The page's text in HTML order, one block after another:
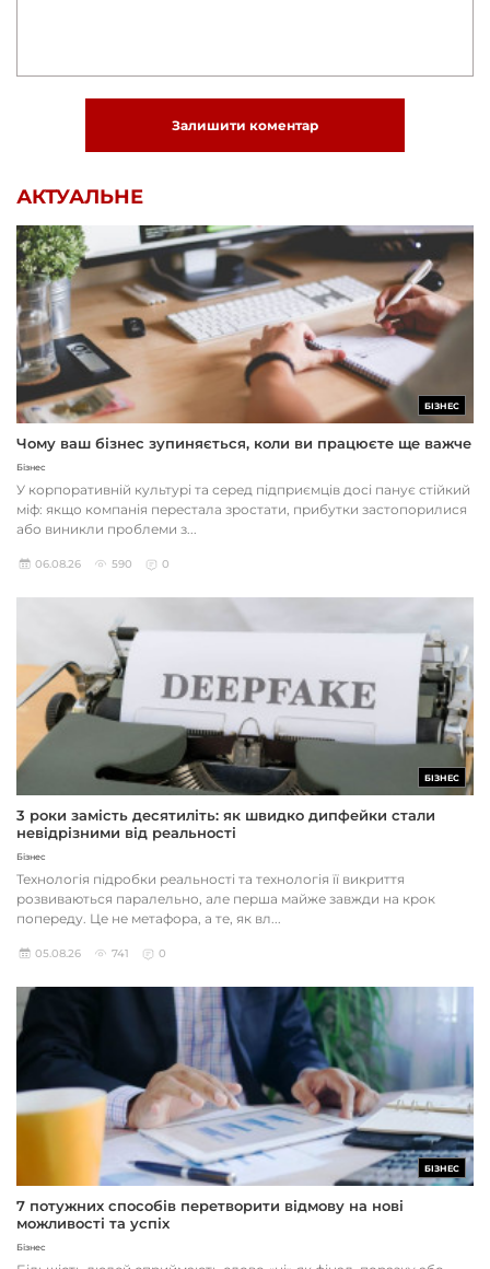
Залишити коментар
АКТУАЛЬНЕ
БІЗНЕС
Чому ваш бізнес зупиняється, коли ви працюєте ще важче
Бізнес
У корпоративній культурі та серед підприємців досі панує стійкий
міф: якщо компанія перестала зростати, прибутки застопорилися
або виникли проблеми з...
06.08.26 590 0
БІЗНЕС
3 роки замість десятиліть: як швидко дипфейки стали
невідрізними від реальності
Бізнес
Технологія підробки реальності та технологія її викриття
розвиваються паралельно, але перша майже завжди на крок
попереду. Це не метафора, а те, як вл...
05.08.26 741 0
БІЗНЕС
7 потужних способів перетворити відмову на нові
можливості та успіх
Бізнес